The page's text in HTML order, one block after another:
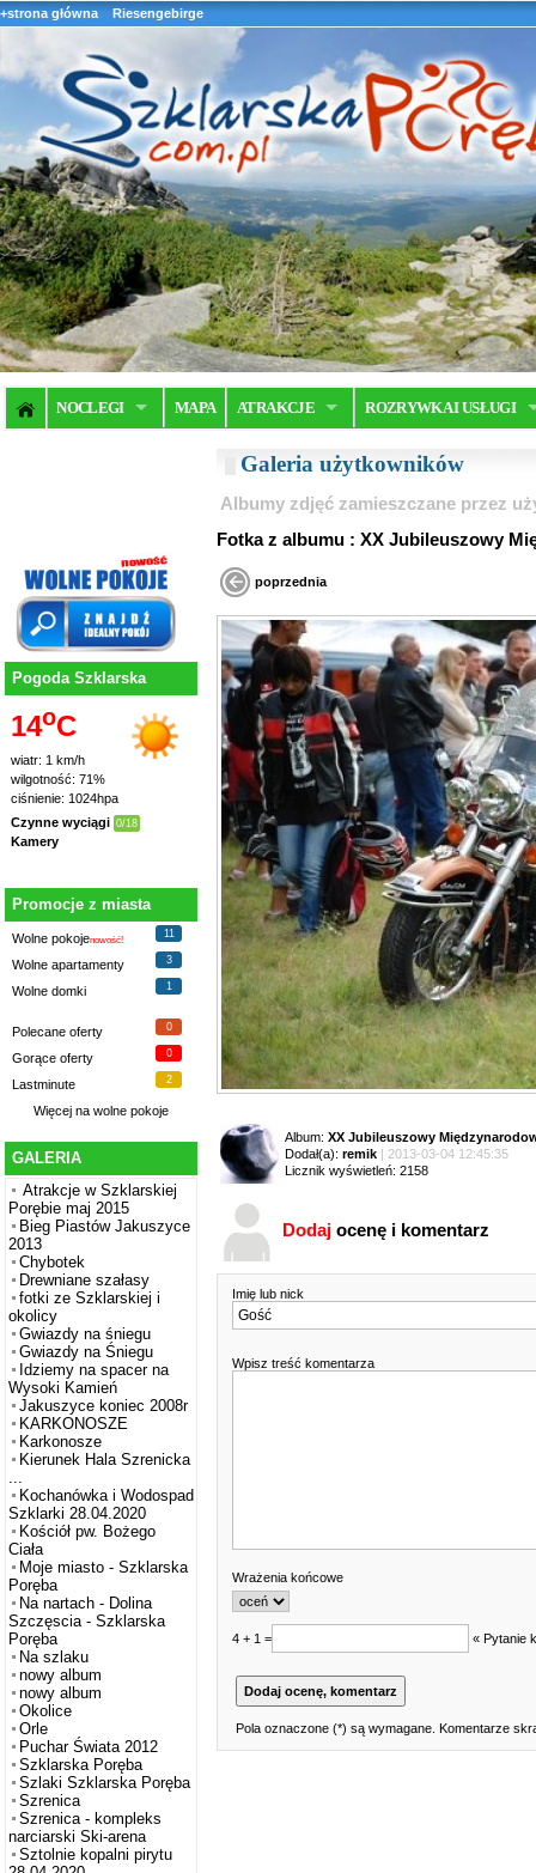
+strona główna Riesengebirge
NOCLEGI MAPA ATRAKCJE ROZRYWKA I USŁUGI
Pogoda Szklarska
14oC
wiatr: 1 km/h
wilgotność: 71%
ciśnienie: 1024hpa
Czynne wyciągi 0/18
Kamery
Promocje z miasta
Wolne pokojenowość!
11
Wolne apartamenty 3
Wolne domki 1
Polecane oferty 0
Gorące oferty 0
Lastminute 2
Więcej na wolne pokoje
GALERIA
Atrakcje w Szklarskiej
Porębie maj 2015
Bieg Piastów Jakuszyce
2013
Chybotek
Drewniane szałasy
fotki ze Szklarskiej i
okolicy
Gwiazdy na śniegu
Gwiazdy na Śniegu
Idziemy na spacer na
Wysoki Kamień
Jakuszyce koniec 2008r
KARKONOSZE
Karkonosze
Kierunek Hala Szrenicka
...
Kochanówka i Wodospad
Szklarki 28.04.2020
Kościół pw. Bożego
Ciała
Moje miasto - Szklarska
Poręba
Na nartach - Dolina
Szczęscia - Szklarska
Poręba
Na szlaku
nowy album
nowy album
Okolice
Orle
Puchar Świata 2012
Szklarska Poręba
Szlaki Szklarska Poręba
Szrenica
Szrenica - kompleks
narciarski Ski-arena
Sztolnie kopalni pirytu
Galeria użytkowników
Albumy zdjęć zamieszczane przez
Fotka z albumu : XX
poprzednia
Album: XX Jubileuszowy
Dodał(a): remik | 2013-03-04 12:45:35
Licznik wyświetleń: 2158
Dodaj ocenę i komentarz
Imię lub nick
Wpisz treść komentarza
Wrażenia końcowe
4 + 1 = « Pytanie
Pola oznaczone (*) są wymagane. Komentarze